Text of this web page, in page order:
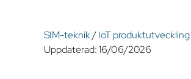
SIM-teknik/IoT produktutveckling
Uppdaterad:16/06/2026